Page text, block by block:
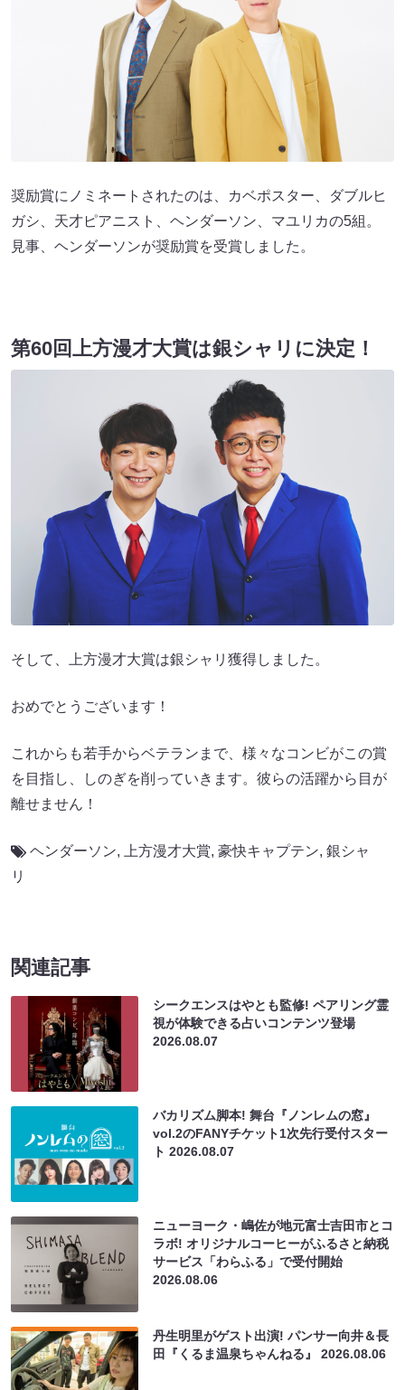
奨励賞にノミネートされたのは、カベポスター、ダブルヒ
ガシ、天才ピアニスト、ヘンダーソン、マユリカの5組。
見事、ヘンダーソンが奨励賞を受賞しました。
第60回上方漫才大賞は銀シャリに決定！
そして、上方漫才大賞は銀シャリ獲得しました。
おめでとうございます！
これからも若手からベテランまで、様々なコンビがこの賞
を目指し、しのぎを削っていきます。彼らの活躍から目が
離せません！
ヘンダーソン, 上方漫才大賞, 豪快キャプテン, 銀シャ
リ
関連記事
シークエンスはやとも監修! ペアリング霊
視が体験できる占いコンテンツ登場
2026.08.07
バカリズム脚本! 舞台『ノンレムの窓』
vol.2のFANYチケット1次先行受付スター
ト2026.08.07
ニューヨーク・嶋佐が地元富士吉田市とコ
ラボ! オリジナルコーヒーがふるさと納税
サービス「わらふる」で受付開始
2026.08.06
丹生明里がゲスト出演! パンサー向井＆長
田『くるま温泉ちゃんねる』2026.08.06